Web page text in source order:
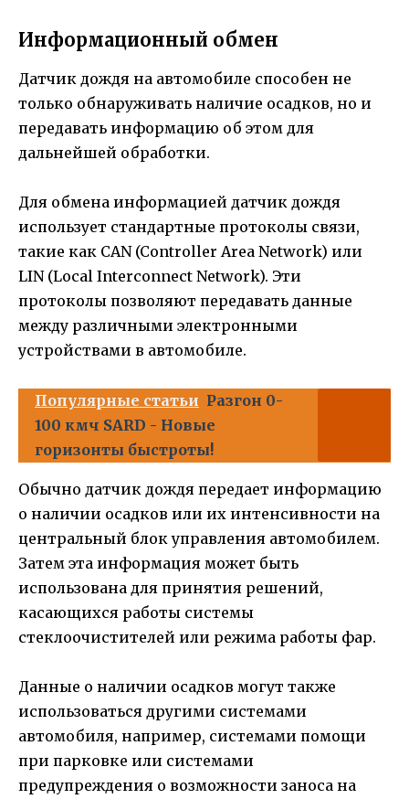
Информационный обмен
Датчик дождя на автомобиле способен не
только обнаруживать наличие осадков, но и
передавать информацию об этом для
дальнейшей обработки.
Для обмена информацией датчик дождя
использует стандартные протоколы связи,
такие как CAN (Controller Area Network) или
LIN (Local Interconnect Network). Эти
протоколы позволяют передавать данные
между различными электронными
устройствами в автомобиле.
Популярные статьи Разгон 0-
100 кмч SARD - Новые
горизонты быстроты!
Обычно датчик дождя передает информацию
о наличии осадков или их интенсивности на
центральный блок управления автомобилем.
Затем эта информация может быть
использована для принятия решений,
касающихся работы системы
стеклоочистителей или режима работы фар.
Данные о наличии осадков могут также
использоваться другими системами
автомобиля, например, системами помощи
при парковке или системами
предупреждения о возможности заноса на